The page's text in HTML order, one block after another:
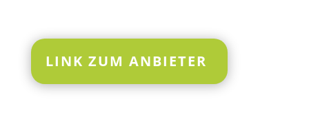
LINK ZUM ANBIETER